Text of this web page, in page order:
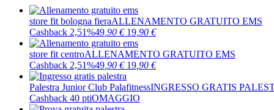
store fit bologna fieraALLENAMENTO GRATUITO EMS
Cashback 2,51%49 ,90 € 19 ,90 €
store fit centroALLENAMENTO GRATUITO EMS
Cashback 2,51%49 ,90 € 19 ,90 €
Palestra Junior Club PalafitnessINGRESSO GRATIS
Cashback 40 ptiOMAGGIO